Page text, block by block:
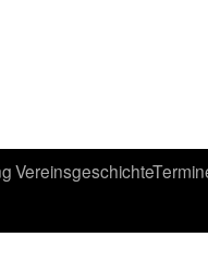
Vereinsgeschichte